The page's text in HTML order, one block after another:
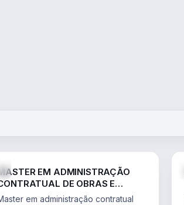
EM ADMINISTRAÇÃO
DE OBRAS E
DE CLAIMS
em administração contratual